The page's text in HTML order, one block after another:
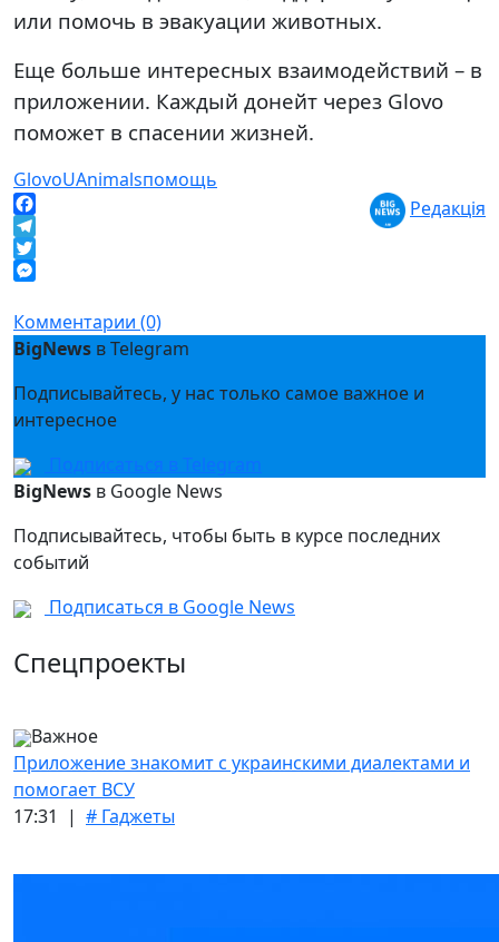
или помочь в эвакуации животных.
Еще больше интересных взаимодействий – в
приложении. Каждый донейт через Glovo
поможет в спасении жизней.
GlovoUAnimalsпомощь
Facebook
Telegram
Twitter
Редакція
Комментарии (0)
BigNews в Telegram
Подписывайтесь, у нас только самое важное и
интересное
Подписаться в Telegram
BigNews в Google News
Подписывайтесь, чтобы быть в курсе последних
событий
Подписаться в Google News
Спецпроекты
Важное
Приложение знакомит с украинскими диалектами и
помогает ВСУ
17:31 | # Гаджеты